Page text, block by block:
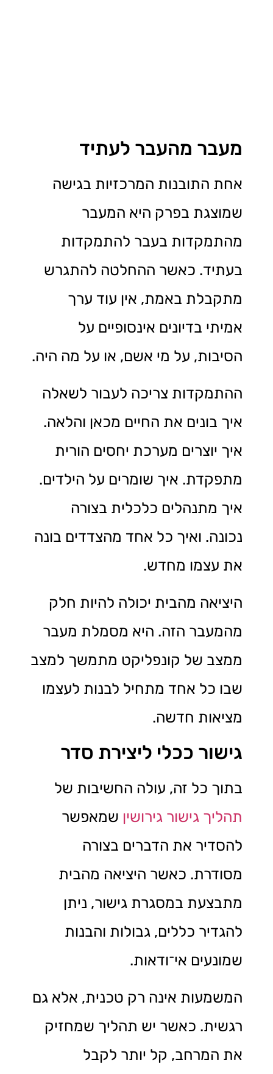
מעבר מהעבר לעתיד
אחת התובנות המרכזיות בגישה
שמוצגת בפרק היא המעבר
מהתמקדות בעבר להתמקדות
בעתיד. כאשר ההחלטה להתגרש
מתקבלת באמת, אין עוד ערך
אמיתי בדיונים אינסופיים על
הסיבות, על מי אשם, או על מה היה.
ההתמקדות צריכה לעבור לשאלה
איך בונים את החיים מכאן והלאה.
איך יוצרים מערכת יחסים הורית
מתפקדת. איך שומרים על הילדים.
איך מתנהלים כלכלית בצורה
נכונה. ואיך כל אחד מהצדדים בונה
את עצמו מחדש.
היציאה מהבית יכולה להיות חלק
מהמעבר הזה. היא מסמלת מעבר
ממצב של קונפליקט מתמשך למצב
שבו כל אחד מתחיל לבנות לעצמו
מציאות חדשה.
גישור ככלי ליצירת סדר
בתוך כל זה, עולה החשיבות של
תהליך גישור גירושין שמאפשר
להסדיר את הדברים בצורה
מסודרת. כאשר היציאה מהבית
מתבצעת במסגרת גישור, ניתן
להגדיר כללים, גבולות והבנות
שמונעים אי־ודאות.
המשמעות אינה רק טכנית, אלא גם
רגשית. כאשר יש תהליך שמחזיק
את המרחב, קל יותר לקבל